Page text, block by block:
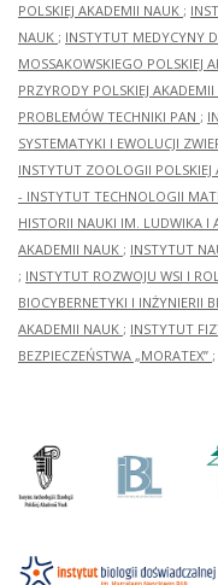
POLSKIEJ AKADEMII NAUK ;
NAUK ; INSTYTUT MEDYCYNY
MOSSAKOWSKIEGO POLSKIEJ
PRZYRODY POLSKIEJ
PROBLEMÓW TECHNIKI PAN ;
SYSTEMATYKI I EWOLUCJI
INSTYTUT ZOOLOGII POLSKIEJ
- INSTYTUT TECHNOLOGII
HISTORII NAUKI IM. LUDWIKA I
AKADEMII NAUK ; INSTYTUT
; INSTYTUT ROZWOJU WSI I
BIOCYBERNETYKI I INŻYNIERII
AKADEMII NAUK ; INSTYTUT
BEZPIECZEŃSTWA „MORATEX” ;